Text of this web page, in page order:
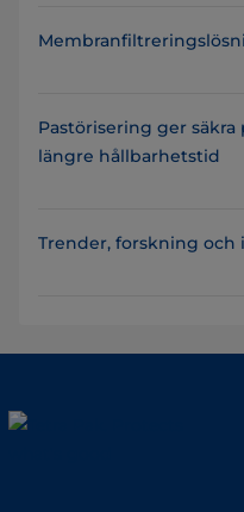
Pastörisering ger
längre hållbarhetstid
Trender, forskning och